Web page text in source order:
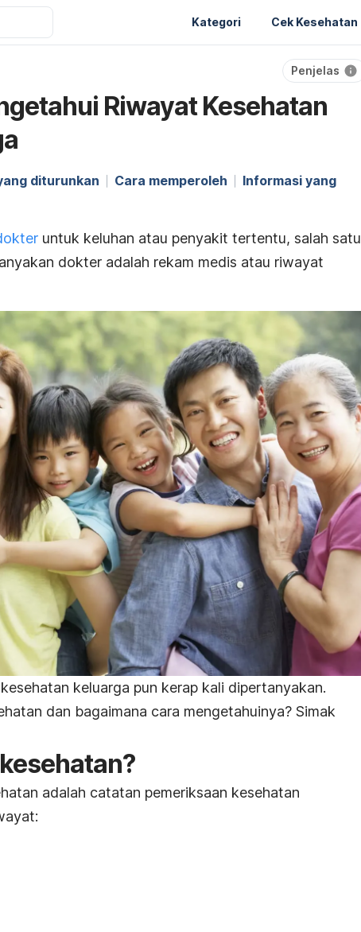
Kategori Cek Kesehatan
Penjelas
Riwayat Kesehatan
diturunkan Cara memperoleh
Informasi yang
untuk keluhan atau penyakit tertentu, salah satu
dokter adalah rekam medis atau riwayat
keluarga pun kerap kali dipertanyakan.
dan bagaimana cara mengetahuinya? Simak
adalah catatan pemeriksaan kesehatan